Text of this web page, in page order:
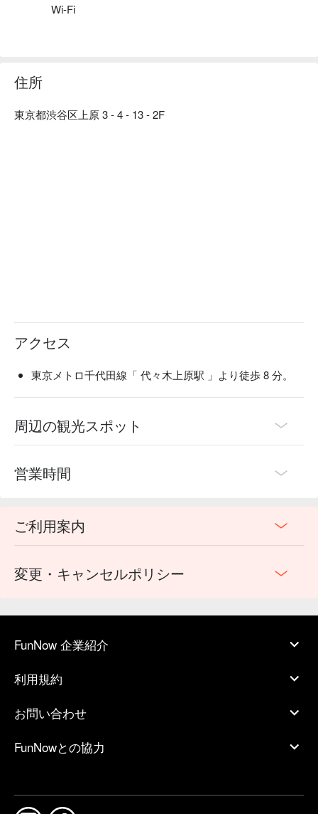
ること・Handcraft ぬくもり AROMA VITA+ の伝えたい New
様々なイベントで販売しています。昨今では店舗でのナチュ
ネート、アロマワークショップなど活動は多岐に渡ります。
Wi-Fi
住所
東京都渋谷区上原 3 - 4 - 13 - 2F
アクセス
東京メトロ千代田線「 代々木上原駅 」より徒歩 8 分。
周辺の観光スポット
営業時間
ご利用案内
変更・キャンセルポリシー
FunNow 企業紹介
利用規約
お問い合わせ
FunNowとの協力